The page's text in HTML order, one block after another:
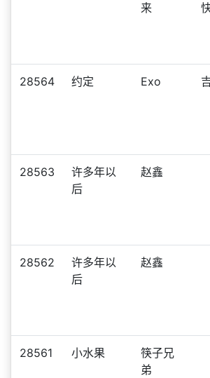
来
28564 约定 Exo
28563
许多年以
后
赵鑫
28562
许多年以
后
赵鑫
28561 小水果
筷子兄
弟